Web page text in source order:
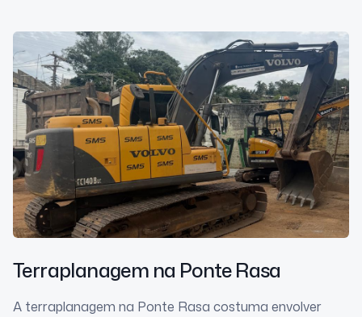
Terraplanagem na Ponte Rasa
A terraplanagem na Ponte Rasa costuma envolver